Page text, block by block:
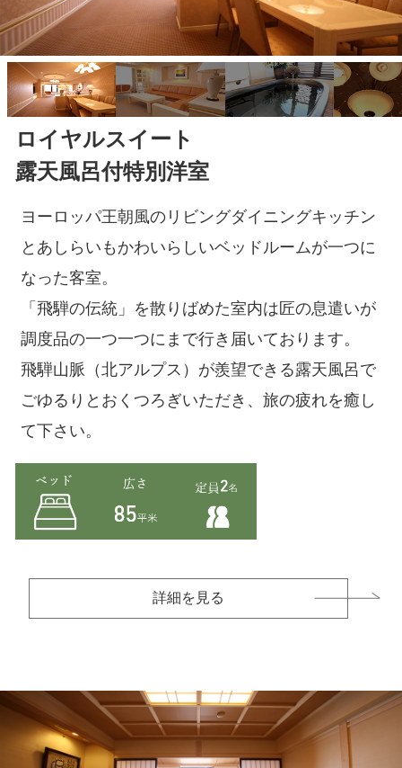
ロイヤルスイート
露天風呂付特別洋室
ヨーロッパ王朝風のリビングダイニングキッチン
とあしらいもかわいらしいベッドルームが一つに
なった客室。
「飛騨の伝統」を散りばめた室内は匠の息遣いが
調度品の一つ一つにまで行き届いております。
飛騨山脈（北アルプス）が羨望できる露天風呂で
ごゆるりとおくつろぎいただき、旅の疲れを癒し
て下さい。
詳細を見る